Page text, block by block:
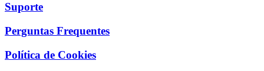
Suporte
Perguntas Frequentes
Política de Cookies